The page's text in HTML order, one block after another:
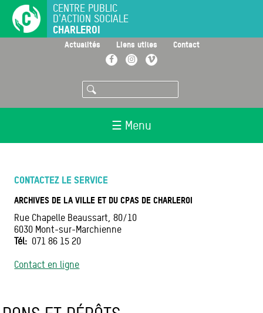
principal
CENTRE PUBLIC
D'ACTION SOCIALE
CHARLEROI
Actualités Liens utiles Contact
FacebookInstagramVimeo
Rechercher
☰ Menu
CONTACTEZ LE SERVICE
ARCHIVES DE LA VILLE ET DU CPAS DE CHARLEROI
Rue Chapelle Beaussart, 80/10
6030 Mont-sur-Marchienne
Tél
071 86 15 20
Contact en ligne